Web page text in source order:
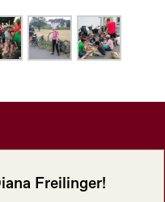
Freilinger!